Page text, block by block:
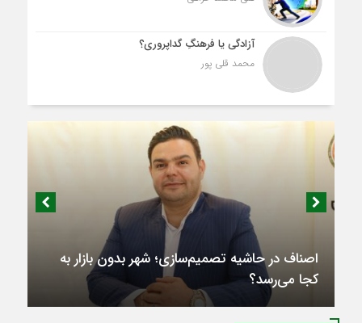
آزادگی یا فرهنگِ گداپروری؟
محمد قلی پور
اصناف در حاشیه تصمیم‌سازی؛ شهر بدون بازار به
کجا می‌رسد؟